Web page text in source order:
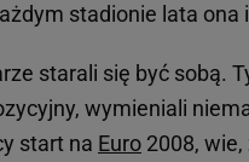
stadionie lata ona
starali się być sobą.
wymieniali
start na Euro 2008, wie,